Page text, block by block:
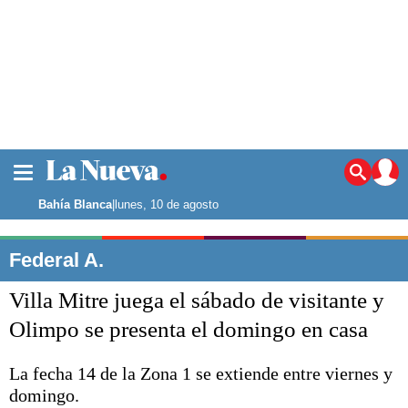
Noticias
La ciudad
Punta Alta
El mundo
Seguridad
Deportes
Escenario Olímpico
Bahía Blanca|lunes, 10 de agosto
Federal A.
Villa Mitre juega el sábado de visitante y
Olimpo se presenta el domingo en casa
La fecha 14 de la Zona 1 se extiende entre viernes y
domingo.